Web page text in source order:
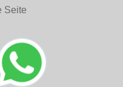
Seite